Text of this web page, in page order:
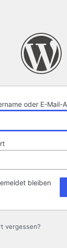
oder E-Mail-
bleiben
vergessen?